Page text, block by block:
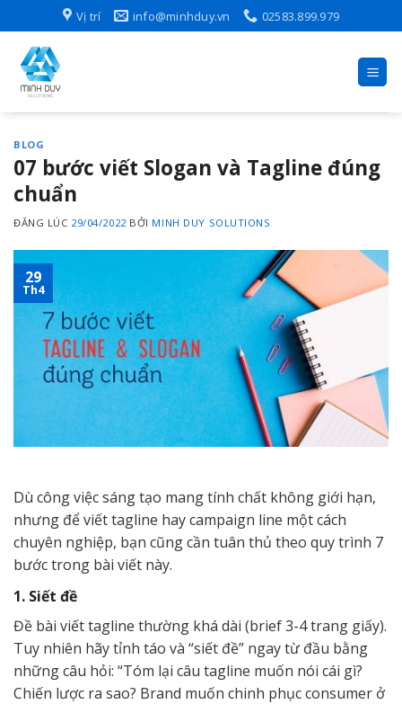
to
content
Vị trí info@minhduy.vn 02583.899.979
BLOG
07 bước viết Slogan và Tagline đúng
chuẩn
ĐĂNG LÚC 29/04/2022 BỞI MINH DUY SOLUTIONS
29
Th4
Dù công việc sáng tạo mang tính chất không giới hạn,
nhưng để viết tagline hay campaign line một cách
chuyên nghiệp, bạn cũng cần tuân thủ theo quy trình 7
bước trong bài viết này.
1. Siết đề
Đề bài viết tagline thường khá dài (brief 3-4 trang giấy).
Tuy nhiên hãy tỉnh táo và “siết đề” ngay từ đầu bằng
những câu hỏi: “Tóm lại câu tagline muốn nói cái gì?
Chiến lược ra sao? Brand muốn chinh phục consumer ở